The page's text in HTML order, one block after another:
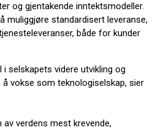
og gjentakende inntektsmodeller.
muliggjøre standardisert leveranse,
både for kunder
selskapets videre utvikling og
vokse som teknologiselskap, sier
verdens mest krevende,